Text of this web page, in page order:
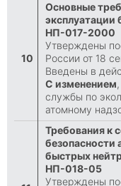
10
Основные
эксплуатации
НП-017-2000
Утверждены
России от 18
Введены в
С изменением
службы по
атомному
Требования к
безопасности
быстрых
НП-018-05
Утверждены